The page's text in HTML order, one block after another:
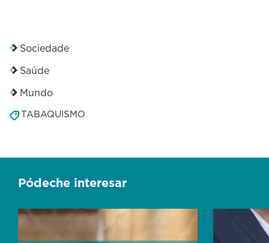
Sociedade
Saúde
Mundo
TABAQUISMO
Pódeche interesar